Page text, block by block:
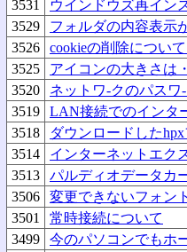
3531
ウインドウズ再イン
3529
フォルダの内容表示
3526
cookieの削除について
3525
アイコンの大きさは
3520
ネットワ-クのパスワ
3519
LAN接続でのインタ
3518
ダウンロードした
3514
インターネットエク
3513
パルディオデータカ
3506
変更できないフォント
3501
常時接続について
3499
今のパソコンでもホ